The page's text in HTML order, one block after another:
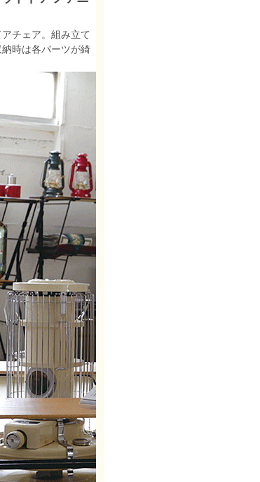
チェア。組み立て
時は各パーツが綺